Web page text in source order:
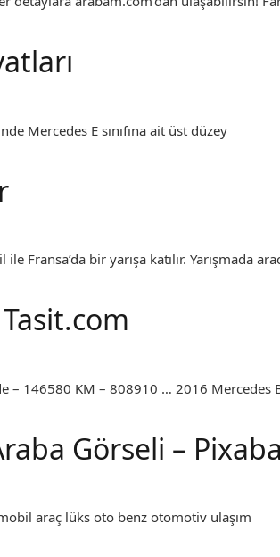
Mercedes E sınıfına ait üst düzey
Fransa’da bir yarışa katılır. Yarışmada
– 146580 KM – 808910 … 2016 Mercedes
Görseli –
araç lüks oto benz otomotiv ulaşım